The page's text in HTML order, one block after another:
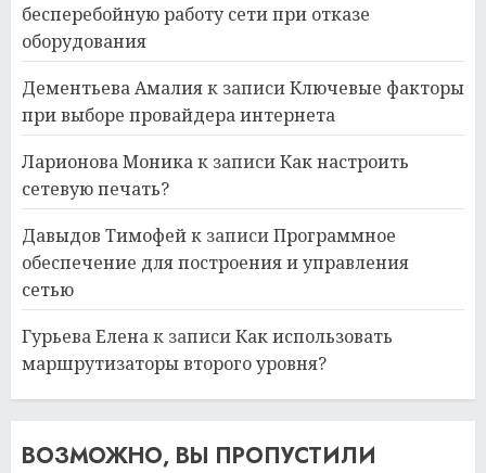
бесперебойную работу сети при отказе
оборудования
Дементьева Амалияк записиКлючевые факторы
при выборе провайдера интернета
Ларионова Моникак записиКак настроить
сетевую печать?
Давыдов Тимофейк записиПрограммное
обеспечение для построения и управления
сетью
Гурьева Еленак записиКак использовать
маршрутизаторы второго уровня?
ВОЗМОЖНО, ВЫ ПРОПУСТИЛИ